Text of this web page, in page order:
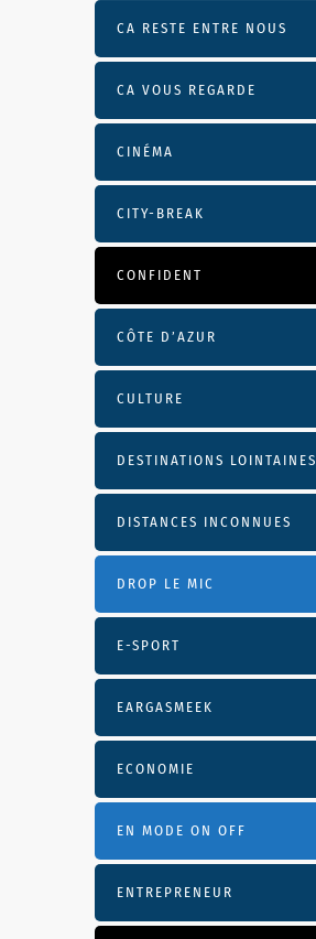
CA RESTE ENTRE NOUS
CA VOUS REGARDE
CINÉMA
CITY-BREAK
CONFIDENT
CÔTE D’AZUR
CULTURE
DESTINATIONS LOINTAINES
DISTANCES INCONNUES
DROP LE MIC
E-SPORT
EARGASMEEK
ECONOMIE
EN MODE ON OFF
ENTREPRENEUR